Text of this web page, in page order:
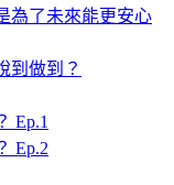
為了未來能更安心
到做到？
Ep.1
Ep.2